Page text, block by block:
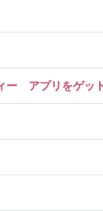
ー アプリをゲット